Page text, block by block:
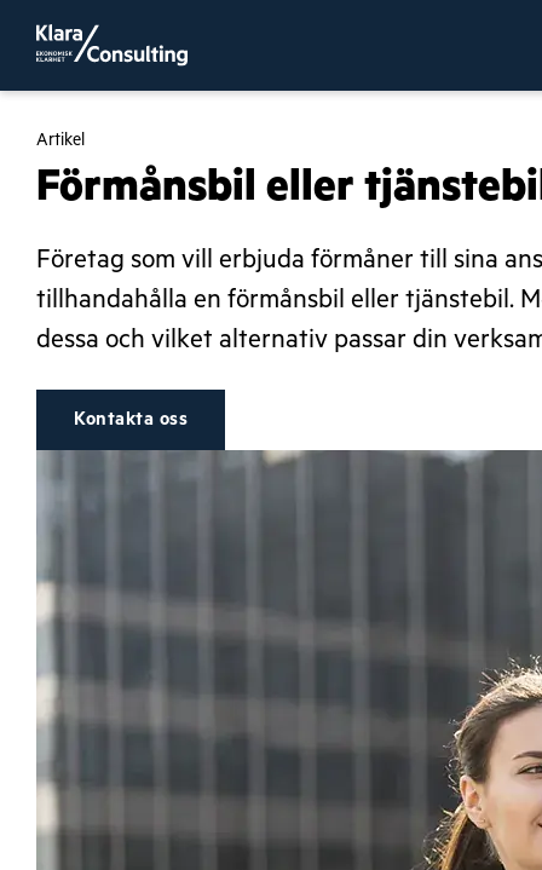
Artikel
Förmånsbil eller
Företag som vill erbjuda förmåner till sina
tillhandahålla en förmånsbil eller tjänstebil.
dessa och vilket alternativ passar din
Kontakta oss